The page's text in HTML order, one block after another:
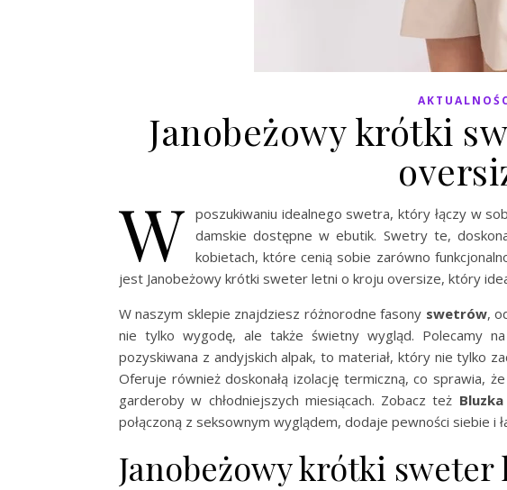
Janobeżowy krótki
W poszukiwaniu idealnego swetra, który łączy w
damskie dostępne w ebutik. Swetry te,
kobietach, które cenią sobie zarówno
jest Janobeżowy krótki sweter letni o kroju oversize, który
W naszym sklepie znajdziesz różnorodne fasony swetrów,
nie tylko wygodę, ale także świetny wygląd. Polecamy
pozyskiwana z andyjskich alpak, to materiał, który nie tylko
Oferuje również doskonałą izolację termiczną, co sprawia,
garderoby w chłodniejszych miesiącach. Zobacz też
połączoną z seksownym wyglądem, dodaje pewności siebie i
Janobeżowy krótki